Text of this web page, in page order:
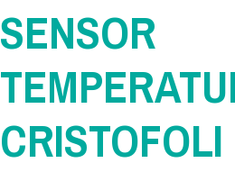
SENSOR
CRISTOFOLI